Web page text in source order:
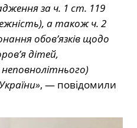
за ч. 1 ст. 119
а також ч. 2
обов’язків щодо
дітей,
, — повідомили